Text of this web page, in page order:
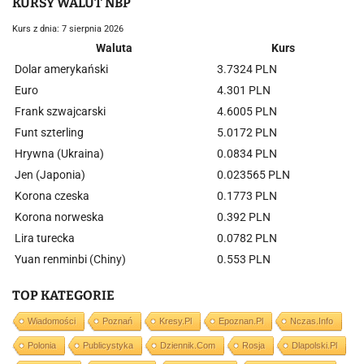
Kurs z dnia: 7 sierpnia 2026
Waluta
Kurs
Dolar amerykański
3.7324 PLN
Euro
4.301 PLN
Frank szwajcarski
4.6005 PLN
Funt szterling
5.0172 PLN
Hrywna (Ukraina)
0.0834 PLN
Jen (Japonia)
0.023565 PLN
Korona czeska
0.1773 PLN
Korona norweska
0.392 PLN
Lira turecka
0.0782 PLN
Yuan renminbi (Chiny)
0.553 PLN
TOP KATEGORIE
Wiadomości Poznań Kresy.pl Epoznan.pl Nczas.info
Polonia Publicystyka Dziennik.com Rosja Dlapolski.pl